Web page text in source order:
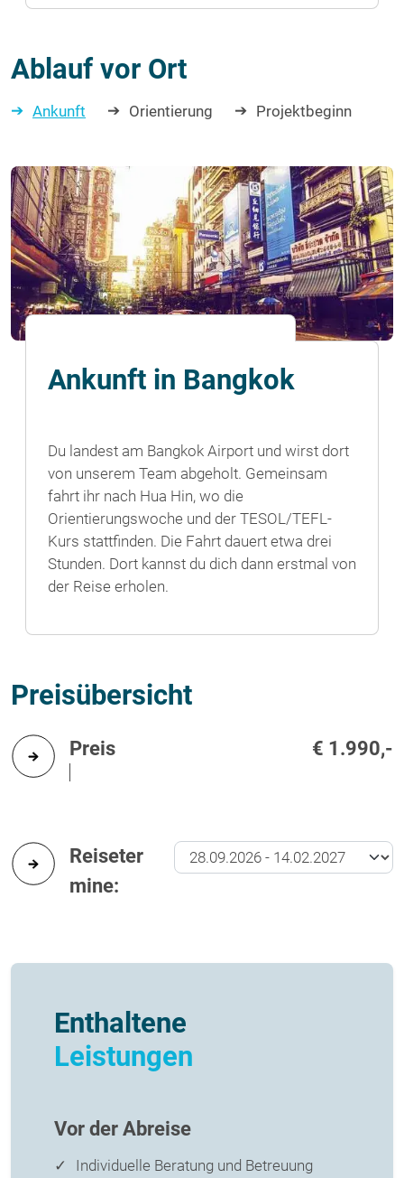
Ablauf vor Ort
Ankunft Orientierung Projektbeginn
Ankunft in Bangkok
Du landest am Bangkok Airport und wirst dort
von unserem Team abgeholt. Gemeinsam
fahrt ihr nach Hua Hin, wo die
Orientierungswoche und der TESOL/TEFL-
Kurs stattfinden. Die Fahrt dauert etwa drei
Stunden. Dort kannst du dich dann erstmal von
der Reise erholen.
Preisübersicht
Preis € 1.990,-
Reiseter
mine:
Enthaltene
Leistungen
Vor der Abreise
Individuelle Beratung und Betreuung